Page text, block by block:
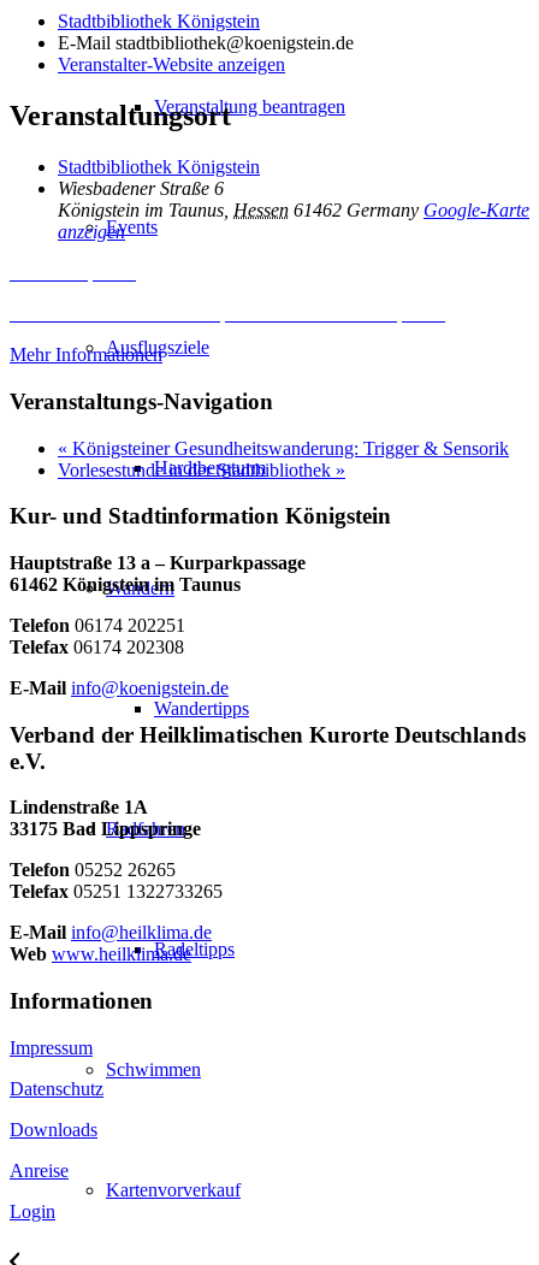
Veranstaltung beantragen
Events
Ausflugsziele
Hardtbergturm
Wandern
Wandertipps
Radfahren
Radeltipps
Schwimmen
Kartenvorverkauf
Stadtbibliothek Königstein
E-Mail stadtbibliothek@koenigstein.de
Veranstalter-Website anzeigen
Veranstaltungsort
Stadtbibliothek Königstein
Wiesbadener Straße 6
Königstein im Taunus Hessen 61462 Germany Google-Karte
anzeigen
Mehr Informationen
Veranstaltungs-Navigation
« Königsteiner Gesundheitswanderung: Trigger & Sensorik
Vorlesestunde in der Stadtbibliothek »
Kur- und Stadtinformation Königstein
Hauptstraße 13 a – Kurparkpassage
61462 Königstein im Taunus
Telefon 06174 202251
Telefax 06174 202308
E-Mail info@koenigstein.de
Verband der Heilklimatischen Kurorte Deutschlands
e.V.
Lindenstraße 1A
33175 Bad Lippspringe
Telefon 05252 26265
Telefax 05251 1322733265
E-Mail info@heilklima.de
Web www.heilklima.de
Informationen
Impressum
Datenschutz
Downloads
Anreise
Login